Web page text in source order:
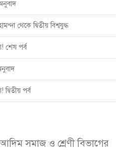
থেকে দ্বিতীয় বিশ্বযুদ্ধ
শেষ পর্ব
দ্বিতীয় পর্ব
সমাজ ও শ্রেণী বিভাগের